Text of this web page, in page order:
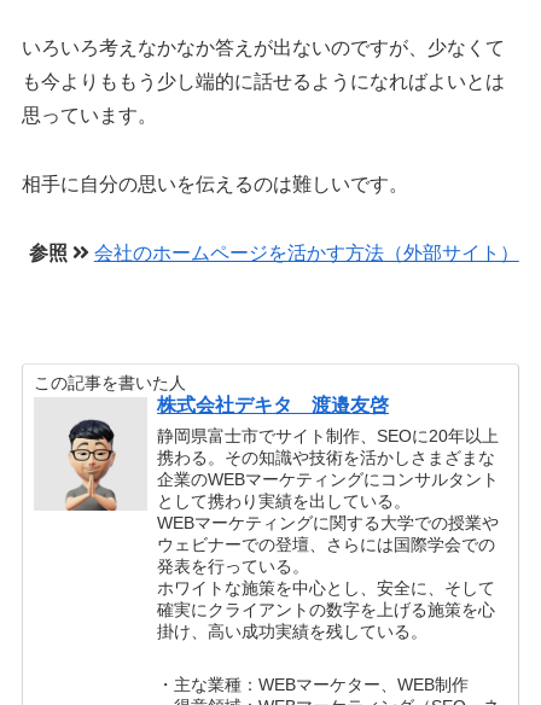
いろいろ考えなかなか答えが出ないのですが、少なくて
も今よりももう少し端的に話せるようになればよいとは
思っています。
相手に自分の思いを伝えるのは難しいです。
参照 会社のホームページを活かす方法（外部サイト）
この記事を書いた人
株式会社デキタ 渡邉友啓
静岡県富士市でサイト制作、SEOに20年以上
携わる。その知識や技術を活かしさまざまな
企業のWEBマーケティングにコンサルタント
として携わり実績を出している。
WEBマーケティングに関する大学での授業や
ウェビナーでの登壇、さらには国際学会での
発表を行っている。
ホワイトな施策を中心とし、安全に、そして
確実にクライアントの数字を上げる施策を心
掛け、高い成功実績を残している。
・主な業種：WEBマーケター、WEB制作